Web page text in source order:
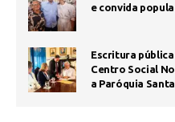
e convida
Escritura
Centro Social
a Paróquia